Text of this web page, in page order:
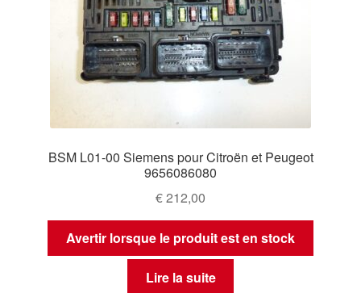
BSM L01-00 Siemens pour Citroën et Peugeot
9656086080
€212,00
Avertir lorsque le produit est en stock
Lire la suite